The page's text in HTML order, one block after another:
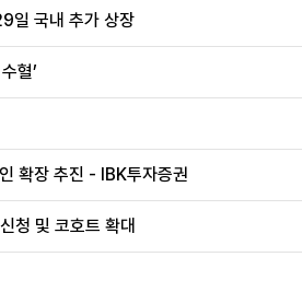
일 국내 추가 상장
혈’
확장 추진 - IBK투자증권
청 및 코호트 확대